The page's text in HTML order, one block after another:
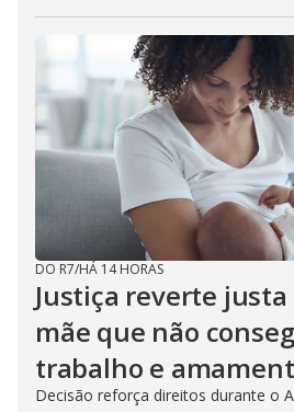
DO R7/HÁ 14 HORAS
Justiça reverte justa
mãe que não
trabalho e
Decisão reforça direitos durante o